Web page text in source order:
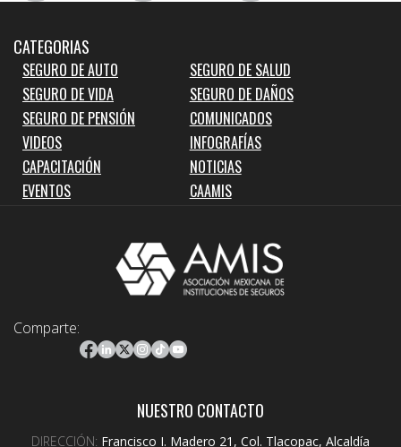
CATEGORIAS
SEGURO DE AUTO
SEGURO DE SALUD
SEGURO DE VIDA
SEGURO DE DAÑOS
SEGURO DE PENSIÓN
COMUNICADOS
VIDEOS
INFOGRAFÍAS
CAPACITACIÓN
NOTICIAS
EVENTOS
CAAMIS
Comparte:
NUESTRO CONTACTO
DIRECCIÓN: Francisco I. Madero 21, Col. Tlacopac, Alcaldía